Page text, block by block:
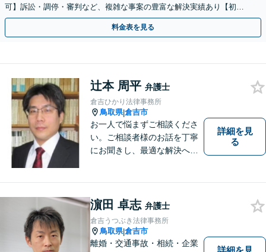
可】訴訟・調停・審判など、複雑な事案の豊富な解決実績あり【初回
相談無料】初回面談のみで解決できるケースもあります
料金表を見る
辻本 周平 弁護士
倉吉ひかり法律事務所
鳥取県|倉吉市
お一人で悩まずご相談くださ
い。ご相談者様のお話を丁寧
にお聞きし、最適な解決へと
詳細を見
る
濵田 卓志 弁護士
倉吉うつぶき法律事務所
鳥取県|倉吉市
離婚・交通事故・相続・企業
詳細を見